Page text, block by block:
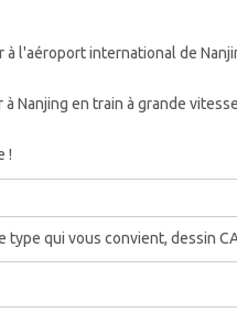
à l'aéroport international de
Nanjing en train à grande
!
qui vous convient, dessin